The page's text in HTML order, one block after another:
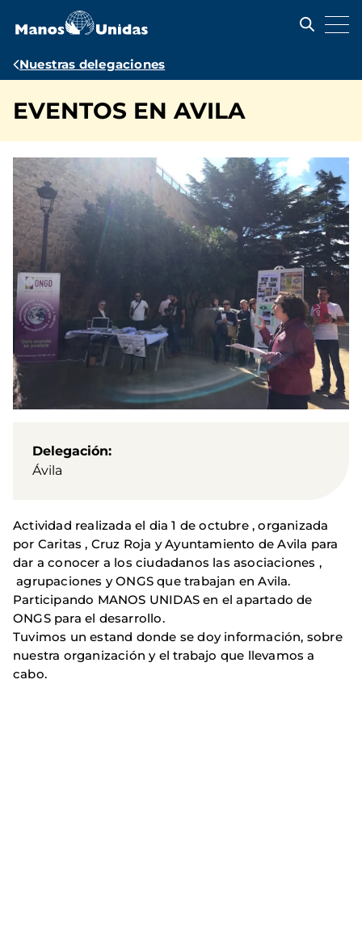
contenido
Ruta
navegación
Nuestras delegaciones
EVENTOS EN AVILA
Delegación
Ávila
Actividad realizada el dia 1 de octubre , organizada
por Caritas , Cruz Roja y Ayuntamiento de Avila para
dar a conocer a los ciudadanos las asociaciones ,
agrupaciones y ONGS que trabajan en Avila.
Participando MANOS UNIDAS en el apartado de
ONGS para el desarrollo.
Tuvimos un estand donde se doy información, sobre
nuestra organización y el trabajo que llevamos a
cabo.